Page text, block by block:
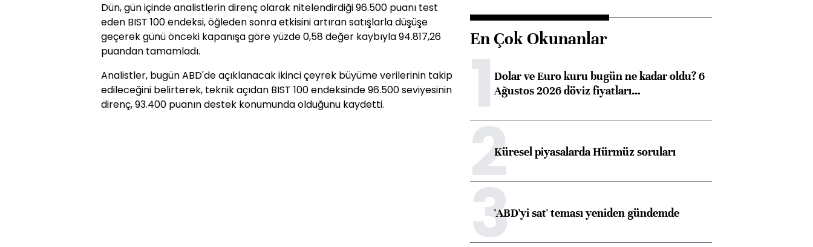
Dün, gün içinde analistlerin direnç olarak nitelendirdiği 96.500 puanı test
eden BIST 100 endeksi, öğleden sonra etkisini artıran satışlarla düşüşe
geçerek günü önceki kapanışa göre yüzde 0,58 değer kaybıyla 94.817,26
puandan tamamladı.
Analistler, bugün ABD'de açıklanacak ikinci çeyrek büyüme verilerinin takip
edileceğini belirterek, teknik açıdan BIST 100 endeksinde 96.500 seviyesinin
direnç, 93.400 puanın destek konumunda olduğunu kaydetti.
En Çok Okunanlar
1Dolar ve Euro kuru bugün ne kadar oldu? 6
Ağustos 2026 döviz fiyatları…
2Küresel piyasalarda Hürmüz soruları
3'ABD'yi sat' teması yeniden gündemde